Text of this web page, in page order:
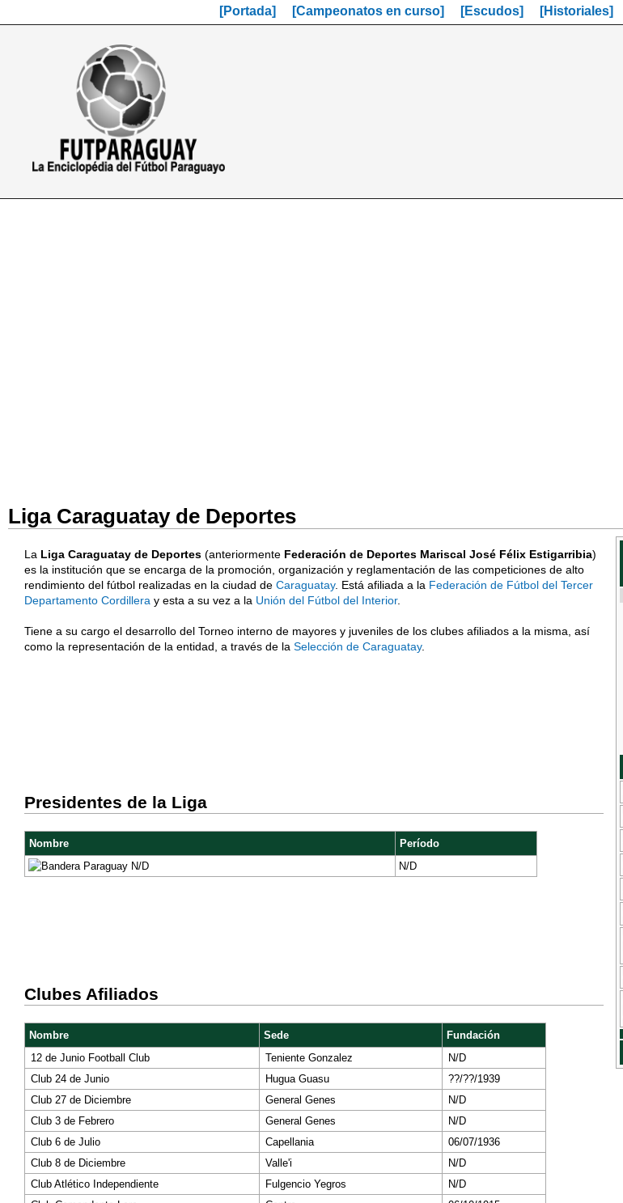
[Portada] [Campeonatos en curso] [Escudos] [Historiales]
Liga Caraguatay de Deportes
La Liga Caraguatay de Deportes (anteriormente Federación de Deportes Mariscal José Félix Estigarribia)
es la institución que se encarga de la promoción, organización y reglamentación de las competiciones de alto
rendimiento del fútbol realizadas en la ciudad de Caraguatay. Está afiliada a la Federación de Fútbol del Tercer
Departamento Cordillera y esta a su vez a la Unión del Fútbol del Interior.
Tiene a su cargo el desarrollo del Torneo interno de mayores y juveniles de los clubes afiliados a la misma, así
como la representación de la entidad, a través de la Selección de Caraguatay.
Presidentes de la Liga
Nombre
Período
N/D
N/D
Clubes Afiliados
Nombre Sede
Fundación
12 de Junio Football Club
Teniente Gonzalez
N/D
Club 24 de Junio
Hugua Guasu
??/??/1939
Club 27 de Diciembre
General Genes
N/D
Club 3 de Febrero
General Genes
N/D
Club 6 de Julio
Capellania
06/07/1936
Club 8 de Diciembre
Valle'i
N/D
Club Atlético Independiente
Fulgencio Yegros
N/D